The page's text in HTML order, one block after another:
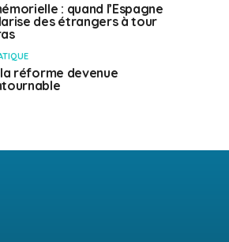
: quand l’Espagne
des étrangers à tour
la réforme devenue